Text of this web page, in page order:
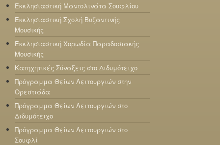
Εκκλησιαστική Μαντολινάτα Σουφλίου
Εκκλησιαστική Σχολή Βυζαντινής
Μουσικής
Εκκλησιαστική Χορωδία Παραδοσιακής
Μουσικής
Κατηχητικές Σύναξεις στο Διδυμότειχο
Πρόγραμμα Θείων Λειτουργιών στην
Ορεστιάδα
Πρόγραμμα Θείων Λειτουργιών στο
Διδυμότειχο
Πρόγραμμα Θείων Λειτουργιών στο
Σουφλί